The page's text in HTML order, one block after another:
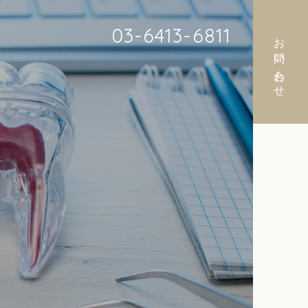
03-6413-6811 お問い合わせ